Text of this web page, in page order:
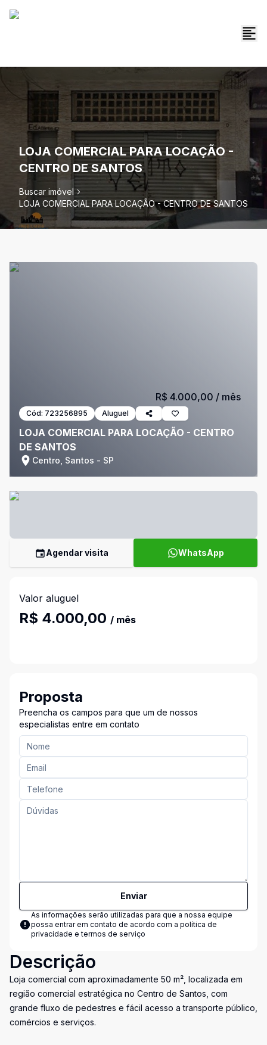
LOJA COMERCIAL PARA LOCAÇÃO -
CENTRO DE SANTOS
Buscar imóvel
LOJA COMERCIAL PARA LOCAÇÃO - CENTRO DE SANTOS
Cód: 723256895 Aluguel
LOJA COMERCIAL PARA LOCAÇÃO - CENTRO
DE SANTOS
Centro, Santos - SP
R$ 4.000,00 / mês
Agendar visita WhatsApp
Valor aluguel
R$ 4.000,00 / mês
Proposta
Preencha os campos para que um de nossos
especialistas entre em contato
Enviar
As informações serão utilizadas para que a nossa equipe
possa entrar em contato de acordo com a política de
privacidade e termos de serviço
Descrição
Loja comercial com aproximadamente 50 m², localizada em
região comercial estratégica no Centro de Santos, com
grande fluxo de pedestres e fácil acesso a transporte público,
comércios e serviços.